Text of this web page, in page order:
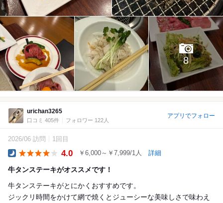
8
urichan3265
口コミ 405件 フォロワー 122人
アプリでフォロー
2026/06 訪問 1回目
4.0 ￥6,000～￥7,999/1人 詳細
牛タンステーキがオススメです！
牛タンステーキがとにかくおすすめです。
ジックリ時間をかけて網で焼くとジューシーな美味しさで味わえ